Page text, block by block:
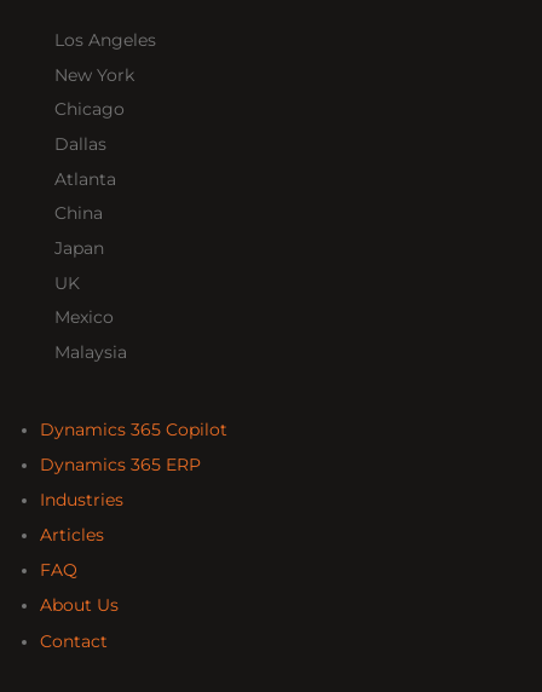
Los Angeles
New York
Chicago
Dallas
Atlanta
China
Japan
UK
Mexico
Malaysia
Dynamics 365 Copilot
Dynamics 365 ERP
Industries
Articles
FAQ
About Us
Contact